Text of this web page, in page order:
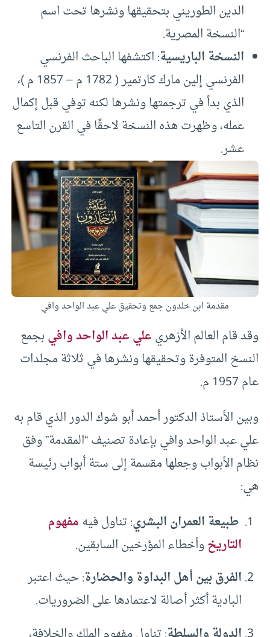
الدين الطوريني بتحقيقها ونشرها تحت اسم
“النسخة المصرية.
النسخة الباريسية: اكتشفها الباحث الفرنسي
الفرنسي إلين مارك كارتمير ( 1782 م – 1857 م )،
الذي بدأ في ترجمتها ونشرها لكنه توفي قبل إكمال
عمله، وظهرت هذه النسخة لاحقًا في القرن التاسع
عشر.
مقدمة ابن خلدون جمع وتحقيق علي عبد الواحد وافي
وقد قام العالم الأزهريعلي عبد الواحد وافيبجمع
النسخ المتوفرة وتحقيقها ونشرها في ثلاثة مجلدات
عام 1957 م.
وبين الأستاذ الدكتور أحمد أبو شوك الدور الذي قام به
علي عبد الواحد وافي بإعادة تصنيف “المقدمة” وفق
نظام الأبواب وجعلها مقسمة إلى ستة أبواب رئيسة
هي:
طبيعة العمران البشري: تناول فيهمفهوم
التاريخوأخطاء المؤرخين السابقين.
الفرق بين أهل البداوة والحضارة: حيث اعتبر
البادية أكثر أصالة لاعتمادها على الضروريات.